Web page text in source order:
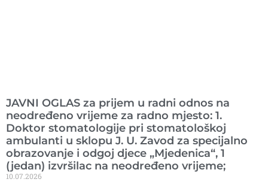
JAVNI OGLAS za prijem u radni odnos na
neodređeno vrijeme za radno mjesto: 1.
Doktor stomatologije pri stomatološkoj
ambulanti u sklopu J. U. Zavod za specijalno
obrazovanje i odgoj djece „Mjedenica“, 1
(jedan) izvršilac na neodređeno vrijeme;
10.07.2026